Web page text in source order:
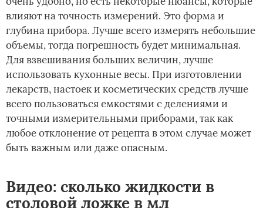
влияют на точность измерений. Это форма и
глубина прибора. Лучше всего измерять небольшие
объемы, тогда погрешность будет минимальная.
Для взвешивания больших величин, лучше
использовать кухонные весы. При изготовлении
лекарств, настоек и косметических средств лучше
всего пользоваться емкостями с делениями и
точными измерительными приборами, так как
любое отклонение от рецепта в этом случае может
быть важным или даже опасным.
Видео: сколько жидкости в
столовой ложке в мл